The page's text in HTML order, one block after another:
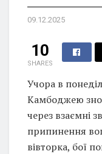
09.12.2025
10
SHARES
Учора в
Камбоджею
через взаємні
припинення
вівторка, бої